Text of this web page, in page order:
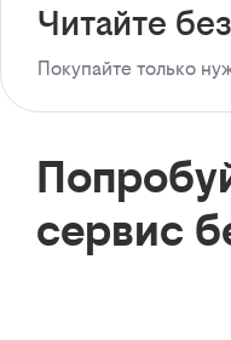
Читайте
Покупайте только
сервис